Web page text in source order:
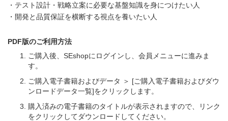
・テスト設計・戦略立案に必要な基盤知識を身につけたい人
・開発と品質保証を横断する視点を養いたい人
PDF版のご利用方法
ご購入後、SEshopにログインし、会員メニューに進みま
す。
ご購入電子書籍およびデータ ＞ [ご購入電子書籍およびダウ
ンロードデータ一覧]をクリックします。
購入済みの電子書籍のタイトルが表示されますので、リンク
をクリックしてダウンロードしてください。